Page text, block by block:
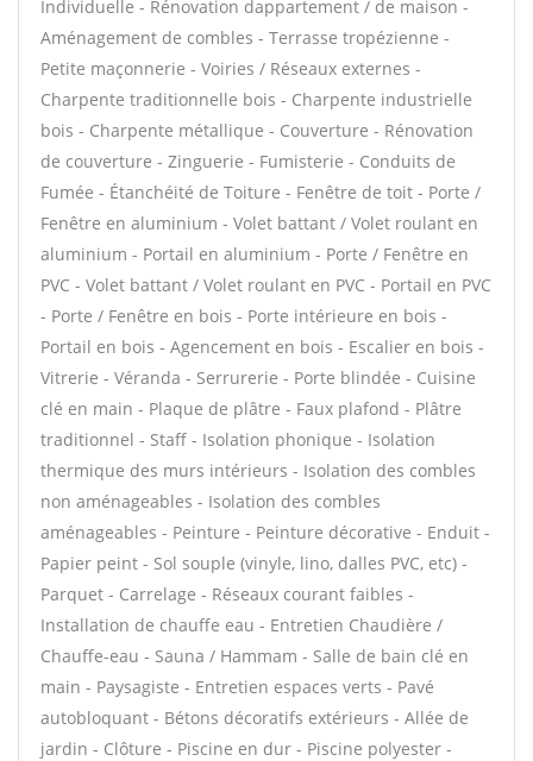
Individuelle - Rénovation dappartement / de maison -
Aménagement de combles - Terrasse tropézienne -
Petite maçonnerie - Voiries / Réseaux externes -
Charpente traditionnelle bois - Charpente industrielle
bois - Charpente métallique - Couverture - Rénovation
de couverture - Zinguerie - Fumisterie - Conduits de
Fumée - Étanchéité de Toiture - Fenêtre de toit - Porte /
Fenêtre en aluminium - Volet battant / Volet roulant en
aluminium - Portail en aluminium - Porte / Fenêtre en
PVC - Volet battant / Volet roulant en PVC - Portail en PVC
- Porte / Fenêtre en bois - Porte intérieure en bois -
Portail en bois - Agencement en bois - Escalier en bois -
Vitrerie - Véranda - Serrurerie - Porte blindée - Cuisine
clé en main - Plaque de plâtre - Faux plafond - Plâtre
traditionnel - Staff - Isolation phonique - Isolation
thermique des murs intérieurs - Isolation des combles
non aménageables - Isolation des combles
aménageables - Peinture - Peinture décorative - Enduit -
Papier peint - Sol souple (vinyle, lino, dalles PVC, etc) -
Parquet - Carrelage - Réseaux courant faibles -
Installation de chauffe eau - Entretien Chaudière /
Chauffe-eau - Sauna / Hammam - Salle de bain clé en
main - Paysagiste - Entretien espaces verts - Pavé
autobloquant - Bétons décoratifs extérieurs - Allée de
jardin - Clôture - Piscine en dur - Piscine polyester -